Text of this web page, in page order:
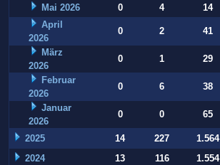
Mai 2026 0 4 14
April
2026
0 2 41
März
2026
0 1 29
Februar
2026
0 6 38
Januar
2026
0 0 65
2025 14 227 1.564
2024
13 116 1.554